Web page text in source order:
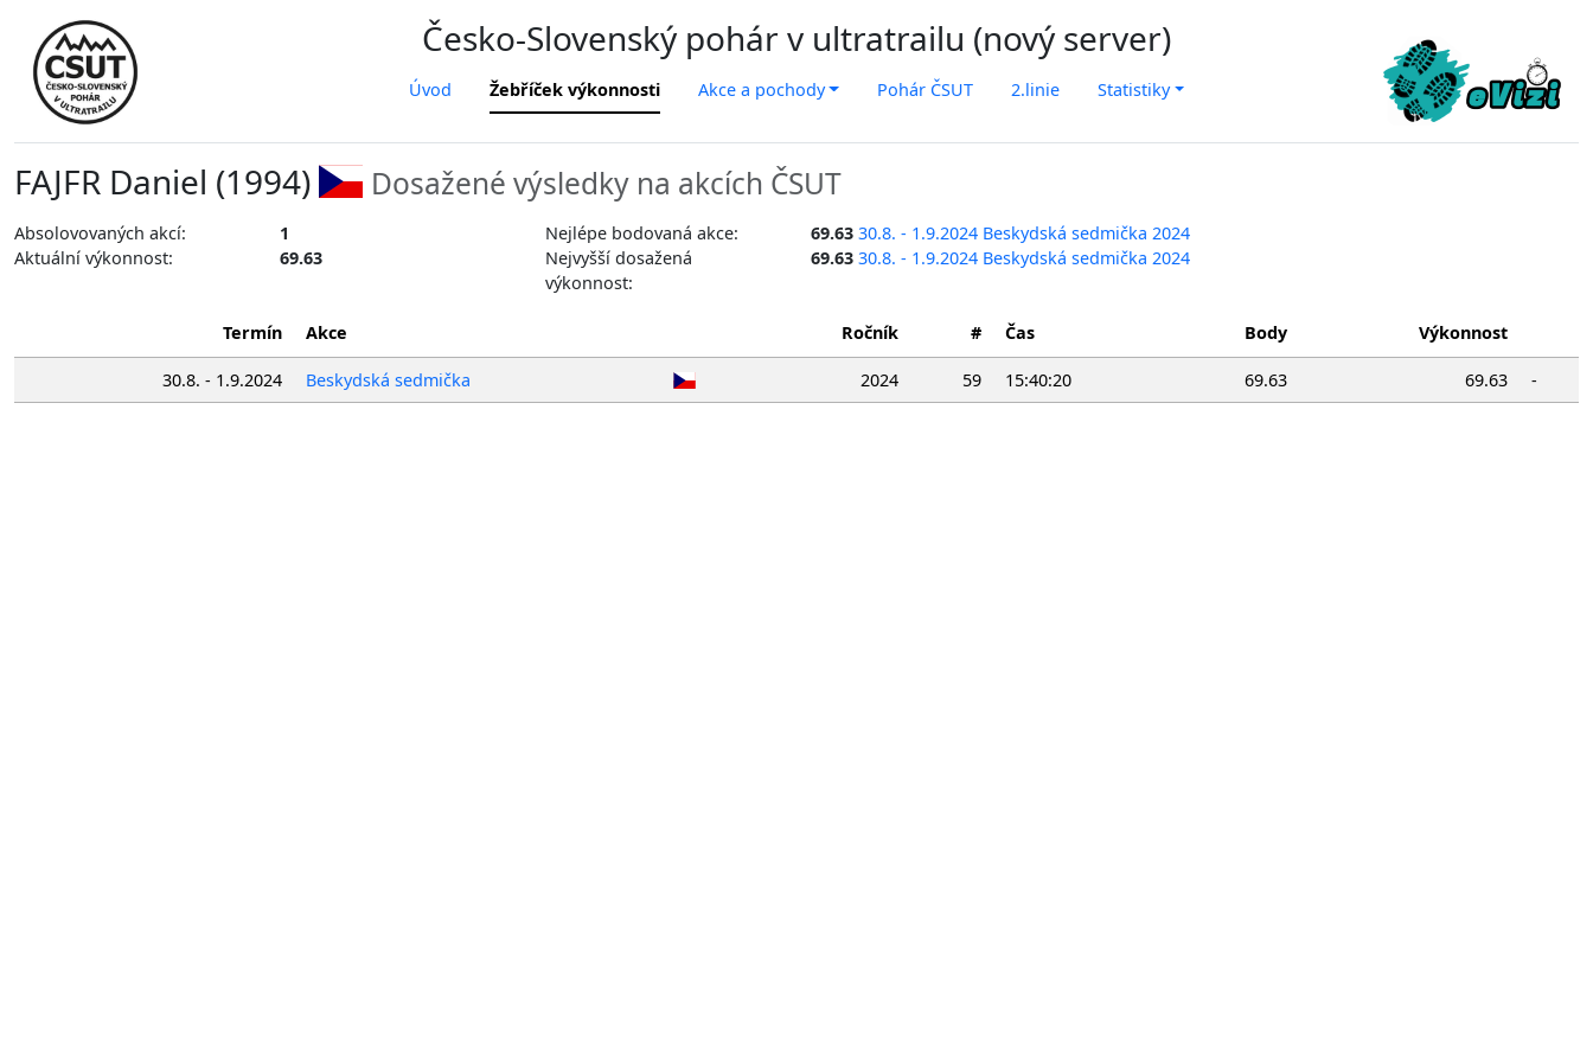
Česko-Slovenský pohár v ultratrailu (nový server)
Úvod Žebříček výkonnosti Akce a pochody Pohár ČSUT 2.linie Statistiky
FAJFR Daniel (1994) Dosažené výsledky na akcích ČSUT
Absolovovaných akcí: 1 Nejlépe bodovaná akce: 69.63 30.8. - 1.9.2024 Beskydská sedmička 2024
Aktuální výkonnost:
69.63
Nejvyšší dosažená
výkonnost:
69.63 30.8. - 1.9.2024 Beskydská sedmička 2024
Termín Akce Ročník # Čas Body Výkonnost
30.8. - 1.9.2024 Beskydská sedmička 2024 59 15:40:20 69.63 69.63 -